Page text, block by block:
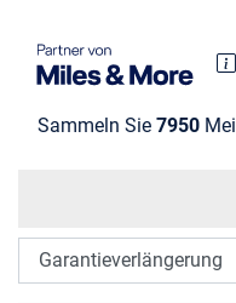
Sammeln Sie 7950